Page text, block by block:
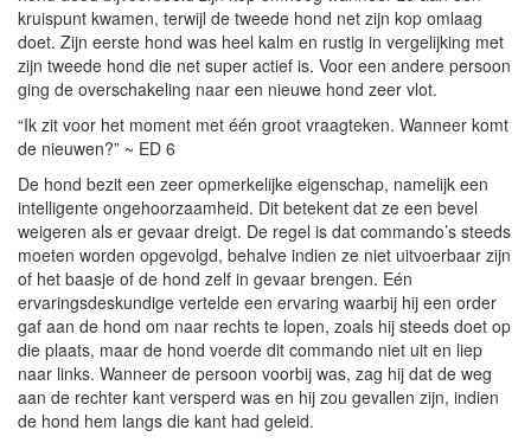
kruispunt kwamen, terwijl de tweede hond net zijn kop omlaag
doet. Zijn eerste hond was heel kalm en rustig in vergelijking met
zijn tweede hond die net super actief is. Voor een andere persoon
ging de overschakeling naar een nieuwe hond zeer vlot.
“Ik zit voor het moment met één groot vraagteken. Wanneer komt
de nieuwen?” ~ ED 6
De hond bezit een zeer opmerkelijke eigenschap, namelijk een
intelligente ongehoorzaamheid. Dit betekent dat ze een bevel
weigeren als er gevaar dreigt. De regel is dat commando’s steeds
moeten worden opgevolgd, behalve indien ze niet uitvoerbaar zijn
of het baasje of de hond zelf in gevaar brengen. Eén
ervaringsdeskundige vertelde een ervaring waarbij hij een order
gaf aan de hond om naar rechts te lopen, zoals hij steeds doet op
die plaats, maar de hond voerde dit commando niet uit en liep
naar links. Wanneer de persoon voorbij was, zag hij dat de weg
aan de rechter kant versperd was en hij zou gevallen zijn, indien
de hond hem langs die kant had geleid.